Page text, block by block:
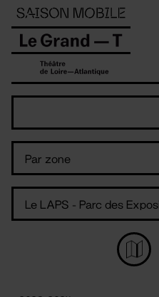
Panneau de gestion des cookies